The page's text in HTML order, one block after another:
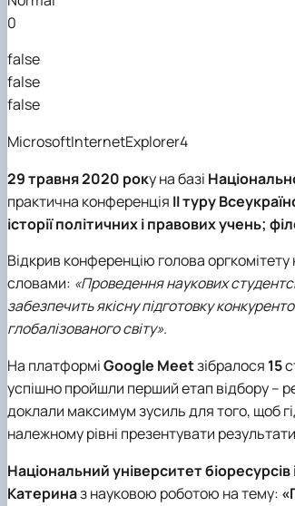
0
false
false
false
MicrosoftInternetExplorer4
29 травня 2020 року на базі
практична конференція ІІ туру
історії політичних і правових учень;
Відкрив конференцію голова оргкомітету
словами: «Проведення наукових
забезпечить якісну підготовку
глобалізованого світу».
На платформіGoogle Meetзібралося 15
успішно пройшли перший етап відбору –
доклали максимум зусиль для того, щоб
належному рівні презентувати
Національний університет
Катериназ науковою роботою на тему: